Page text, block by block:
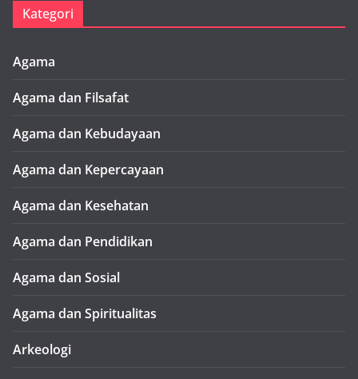
Kategori
Agama
Agama dan Filsafat
Agama dan Kebudayaan
Agama dan Kepercayaan
Agama dan Kesehatan
Agama dan Pendidikan
Agama dan Sosial
Agama dan Spiritualitas
Arkeologi